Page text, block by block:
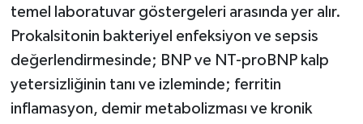
temel laboratuvar göstergeleri arasında yer alır.
Prokalsitonin bakteriyel enfeksiyon ve sepsis
değerlendirmesinde; BNP ve NT-proBNP kalp
yetersizliğinin tanı ve izleminde; ferritin
inflamasyon, demir metabolizması ve kronik